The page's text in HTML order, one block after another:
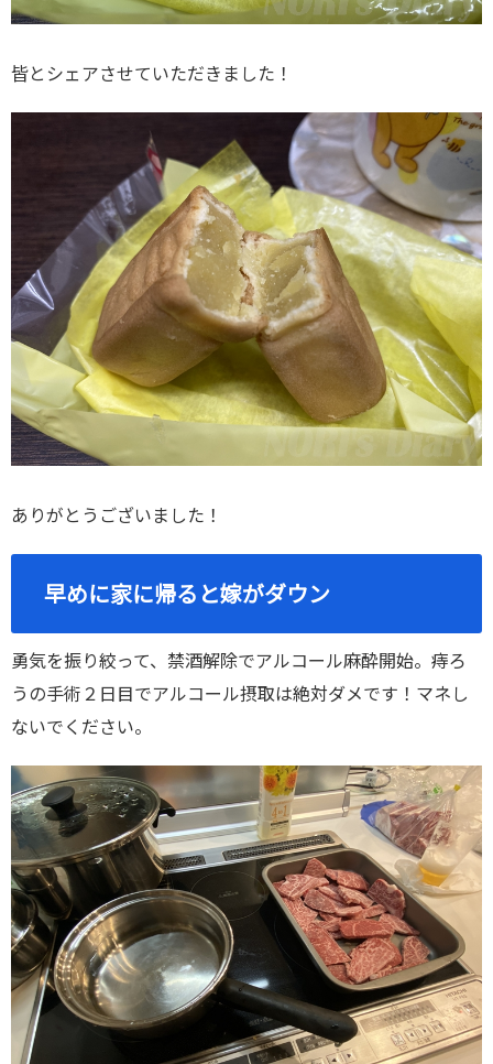
皆とシェアさせていただきました！
ありがとうございました！
早めに家に帰ると嫁がダウン
勇気を振り絞って、禁酒解除でアルコール麻酔開始。痔ろ
うの手術２日目でアルコール摂取は絶対ダメです！マネし
ないでください。